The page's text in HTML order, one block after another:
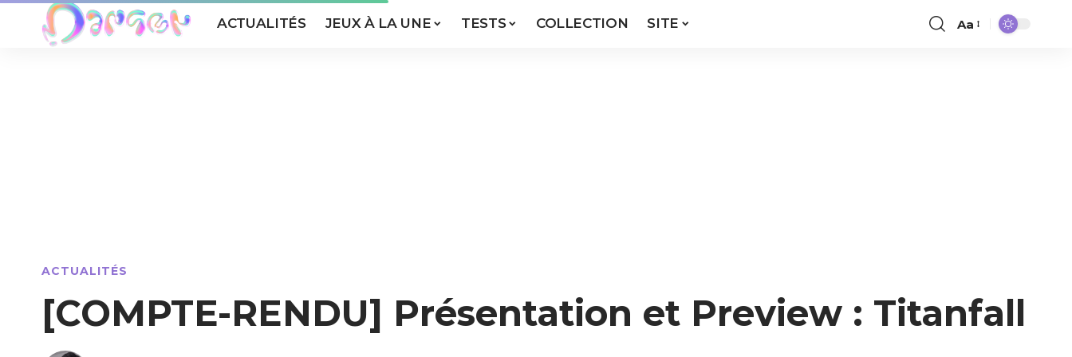
ACTUALITÉS JEUX À LA UNE TESTS COLLECTION SITE Aa
ACTUALITÉS
[COMPTE-RENDU] Présentation et Preview : Titanfall